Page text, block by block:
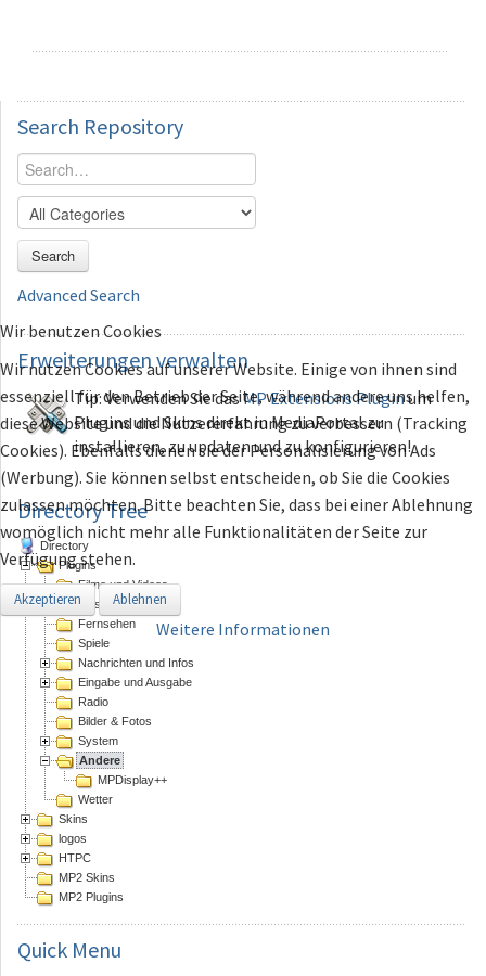
Search Repository
Search
Advanced Search
Erweiterungenverwalten
Tip: Verwenden Sie dasMP Extensions Pluginum
Plugins und Skins direkt in MediaPortal zu
installieren, zu updaten und zu konfigurieren!
Directory Tree
Directory
Plugins
Filme und Videos
Musik
Fernsehen
Spiele
Nachrichten und Infos
Eingabe und Ausgabe
Radio
Bilder & Fotos
System
Andere
MPDisplay++
Wetter
Skins
logos
HTPC
MP2 Skins
MP2 Plugins
Quick Menu
Wir benutzen Cookies
Wir nutzen Cookies auf unserer Website. Einige von ihnen sind
essenziell für den Betrieb der Seite, während andere uns helfen,
diese Website und die Nutzererfahrung zu verbessern (Tracking
Cookies). Ebenfalls dienen sie der Personalisierung von Ads
(Werbung). Sie können selbst entscheiden, ob Sie die Cookies
zulassen möchten. Bitte beachten Sie, dass bei einer Ablehnung
womöglich nicht mehr alle Funktionalitäten der Seite zur
Verfügung stehen.
Akzeptieren Ablehnen
Weitere Informationen